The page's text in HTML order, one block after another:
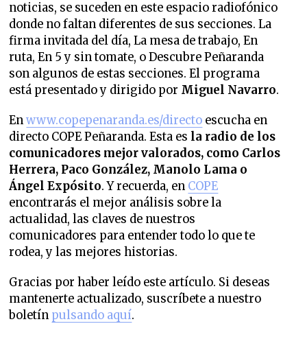
noticias, se suceden en este espacio radiofónico
donde no faltan diferentes de sus secciones. La
firma invitada del día, La mesa de trabajo, En
ruta, En 5 y sin tomate, o Descubre Peñaranda
son algunos de estas secciones. El programa
está presentado y dirigido por Miguel Navarro.
Enwww.copepenaranda.es/directo escucha en
directo COPE Peñaranda. Esta es la radio de los
comunicadores mejor valorados, como Carlos
Herrera, Paco González, Manolo Lama o
Ángel Expósito. Y recuerda, en COPE
encontrarás el mejor análisis sobre la
actualidad, las claves de nuestros
comunicadores para entender todo lo que te
rodea, y las mejores historias.
Gracias por haber leído este artículo. Si deseas
mantenerte actualizado, suscríbete a nuestro
boletín pulsando aquí.